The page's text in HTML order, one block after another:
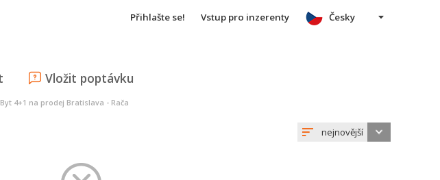
Přihlašte se! Vstup pro inzerenty
Vložit poptávku
Česky
Byt 4+1 na prodej Bratislava - Rača
nejnovější